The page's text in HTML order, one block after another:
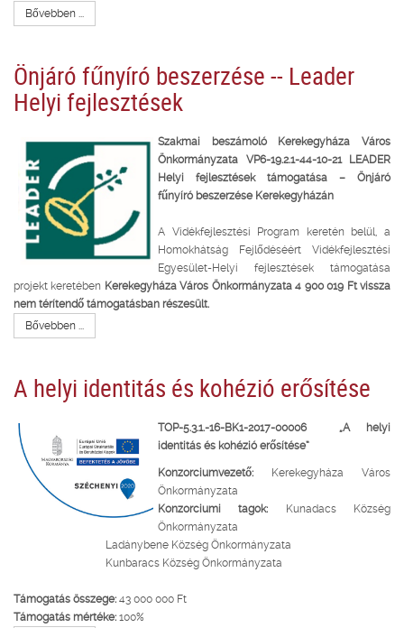
Bővebben ...
Önjáró fűnyíró beszerzése -- Leader
Helyi fejlesztések
Szakmai beszámoló Kerekegyháza Város
Önkormányzata VP6-19.2.1-44-10-21 LEADER
Helyi fejlesztések támogatása – Önjáró
fűnyíró beszerzése Kerekegyházán
A Vidékfejlesztési Program keretén belül, a
Homokhátság Fejlődéséért Vidékfejlesztési
Egyesület-Helyi fejlesztések támogatása
projekt keretében Kerekegyháza Város Önkormányzata 4 900 019 Ft vissza
nem térítendő támogatásban részesült.
Bővebben ...
A helyi identitás és kohézió erősítése
TOP-5.3.1.-16-BK1-2017-00006 „A helyi
identitás és kohézió erősítése”
Konzorciumvezető: Kerekegyháza Város
Önkormányzata
Konzorciumi tagok: Kunadacs Község
Önkormányzata
Ladánybene Község Önkormányzata
Kunbaracs Község Önkormányzata
Támogatás összege: 43 000 000 Ft
Támogatás mértéke: 100%